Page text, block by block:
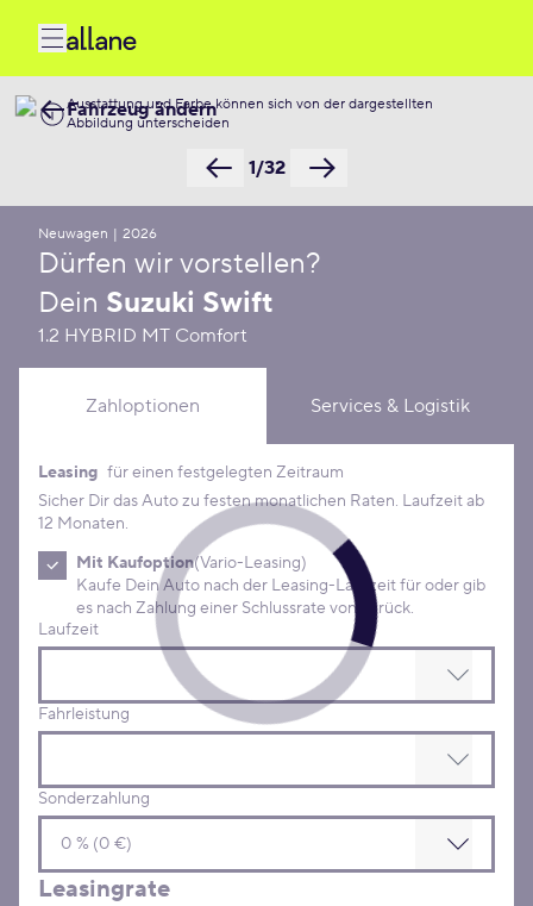
Ausstattung und Farbe können sich von der dargestellten
Abbildung unterscheiden
1/32
Fahrzeug ändern
Neuwagen | 2026
Dürfen wir vorstellen?
Dein Suzuki Swift
1.2 HYBRID MT Comfort
Zahloptionen Services & Logistik
Leasing Konditionen
Leasing für einen festgelegten Zeitraum
Sicher Dir das Auto zu festen monatlichen Raten. Laufzeit ab
12 Monaten.
Mit Kaufoption(Vario-Leasing)
Kaufe Dein Auto nach der Leasing-Laufzeit für oder gib
es nach Zahlung einer Schlussrate von zurück.
Laufzeit
Fahrleistung
Sonderzahlung
Leasingrate